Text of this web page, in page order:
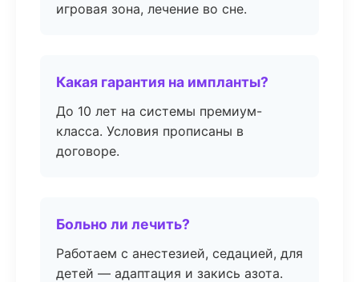
игровая зона, лечение во сне.
Какая гарантия на импланты?
До 10 лет на системы премиум-
класса. Условия прописаны в
договоре.
Больно ли лечить?
Работаем с анестезией, седацией, для
детей — адаптация и закись азота.